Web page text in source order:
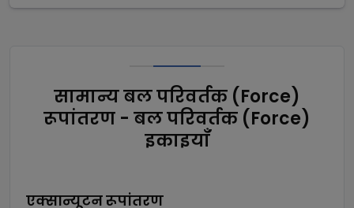
सामान्य बल परिवर्तक (Force)
रूपांतरण - बल परिवर्तक (Force)
इकाइयाँ
एक्सान्यूटनरूपांतरण